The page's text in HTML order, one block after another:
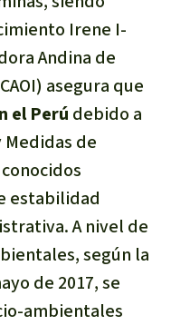
Irene I-
Andina de
asegura que
el Perú debido a
de
estabilidad
A nivel de
según la
de 2017, se
ambientales